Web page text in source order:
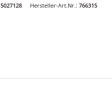
5027128 Hersteller-Art.Nr.: 766315